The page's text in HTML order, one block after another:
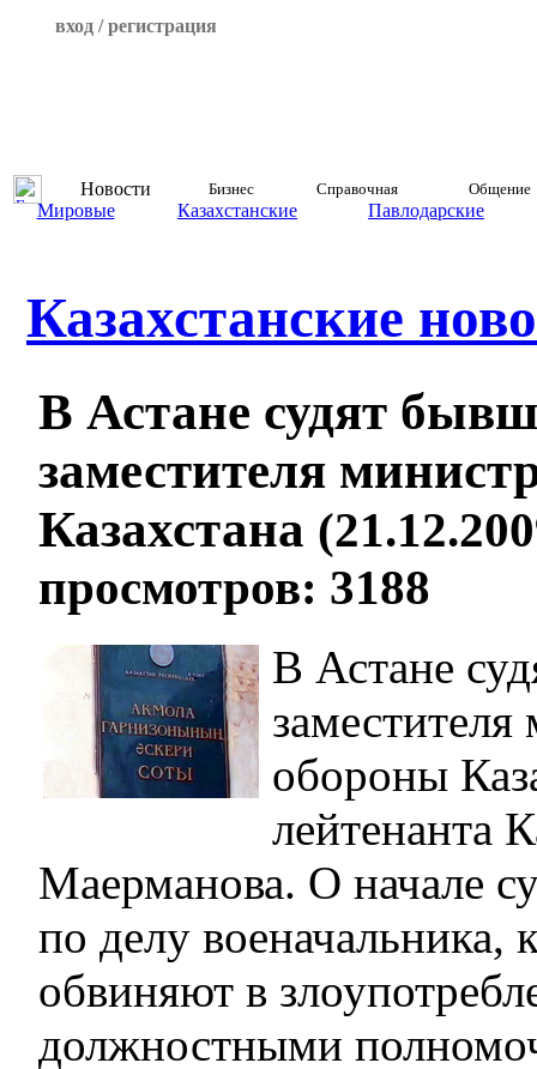
вход / регистрация
Новости Бизнес Справочная Общение
Мировые Казахстанские Павлодарские
Казахстанские
В Астане судят
заместителя
Казахстана
просмотров: 3188
В Астане
заместителя
обороны
лейтенанта
Маерманова. О начале
по делу военачальника,
обвиняют в
должностными